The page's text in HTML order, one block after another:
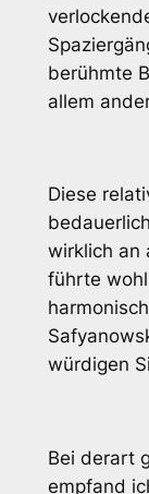
berühmte
allem
Diese
wirklich an
führte
würdigen
Bei derart
empfand